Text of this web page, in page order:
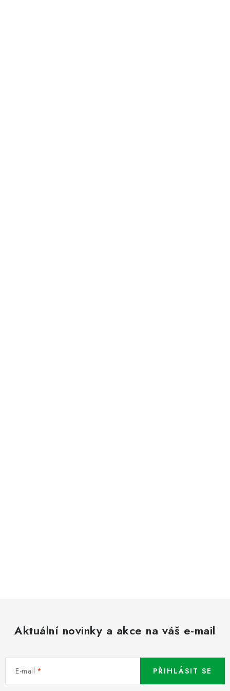
Aktuální novinky a akce na váš e-mail
E-mail PŘIHLÁSIT SE